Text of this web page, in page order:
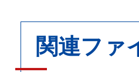
関連ファ